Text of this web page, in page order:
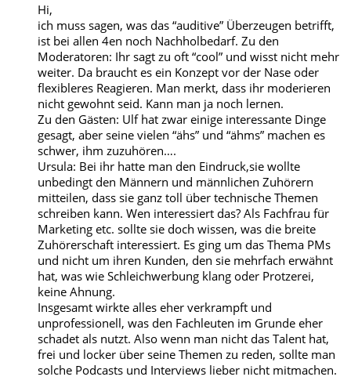
Hi,
ich muss sagen, was das “auditive” Überzeugen betrifft,
ist bei allen 4en noch Nachholbedarf. Zu den
Moderatoren: Ihr sagt zu oft “cool” und wisst nicht mehr
weiter. Da braucht es ein Konzept vor der Nase oder
flexibleres Reagieren. Man merkt, dass ihr moderieren
nicht gewohnt seid. Kann man ja noch lernen.
Zu den Gästen: Ulf hat zwar einige interessante Dinge
gesagt, aber seine vielen “ähs” und “ähms” machen es
schwer, ihm zuzuhören….
Ursula: Bei ihr hatte man den Eindruck,sie wollte
unbedingt den Männern und männlichen Zuhörern
mitteilen, dass sie ganz toll über technische Themen
schreiben kann. Wen interessiert das? Als Fachfrau für
Marketing etc. sollte sie doch wissen, was die breite
Zuhörerschaft interessiert. Es ging um das Thema PMs
und nicht um ihren Kunden, den sie mehrfach erwähnt
hat, was wie Schleichwerbung klang oder Protzerei,
keine Ahnung.
Insgesamt wirkte alles eher verkrampft und
unprofessionell, was den Fachleuten im Grunde eher
schadet als nutzt. Also wenn man nicht das Talent hat,
frei und locker über seine Themen zu reden, sollte man
solche Podcasts und Interviews lieber nicht mitmachen.